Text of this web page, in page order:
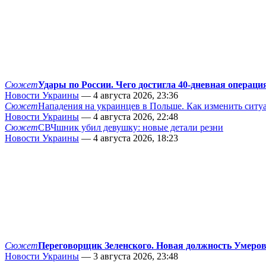
СюжетУдары по России. Чего достигла 40-дневная
Новости Украины — 4 августа 2026, 23:36
СюжетНападения на украинцев в Польше. Как изменить
Новости Украины — 4 августа 2026, 22:48
СюжетСВЧшник убил девушку: новые детали резни
Новости Украины — 4 августа 2026, 18:23
СюжетПереговорщик Зеленского. Новая должность
Новости Украины — 3 августа 2026, 23:48